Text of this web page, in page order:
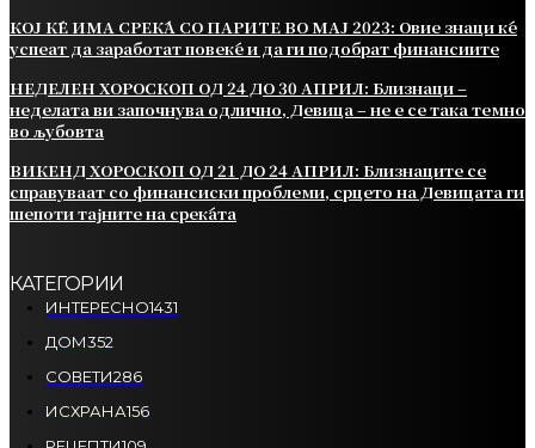
КОЈ ЌЕ ИМА СРЕЌА СО ПАРИТЕ ВО МАЈ 2023: Овие знаци ќе
успеат да заработат повеќе и да ги подобрат финансиите
НЕДЕЛЕН ХОРОСКОП ОД 24 ДО 30 АПРИЛ: Близнаци –
неделата ви започнува одлично, Девица – не е се така темно
во љубовта
ВИКЕНД ХОРОСКОП ОД 21 ДО 24 АПРИЛ: Близнаците се
справуваат со финансиски проблеми, срцето на Девицата ги
шепоти тајните на среќата
КАТЕГОРИИ
ИНТЕРЕСНО1431
ДОМ352
СОВЕТИ286
ИСХРАНА156